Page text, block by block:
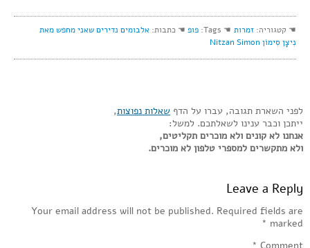
☚ קטגוריה: זמרות ☚ Tags: פופ ☚ כתבות: אלבומים נדירים שאני מחפש מאת
נִיצָן סִימוֹן Nitzan Simon
לפני השארת תגובה, עברו על הדף שאלות נפוצות,
ייתכן וכבר ענינו לשאלתכם. למשל:
אנחנו לא קונים ולא מוכרים תקליטים,
ולא מתקשרים למספרי טלפון לא מוכרים.
Leave a Reply
Your email address will not be published. Required fields are
marked
*